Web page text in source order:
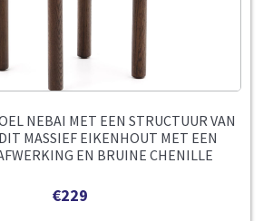
NEBAI MET EEN STRUCTUUR VAN
MASSIEF EIKENHOUT MET EEN
EN BRUINE CHENILLE
€229